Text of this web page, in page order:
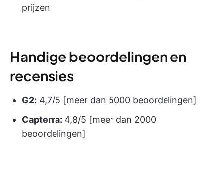
prijzen
Handige beoordelingen en
recensies
G2: 4,7/5 [meer dan 5000 beoordelingen]
Capterra: 4,8/5 [meer dan 2000
beoordelingen]